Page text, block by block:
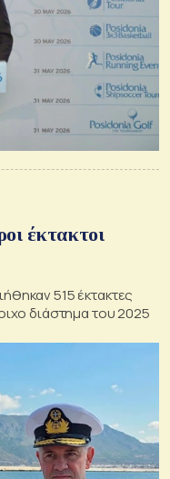
έκτακτοι
515 έκτακτες
διάστημα του 2025